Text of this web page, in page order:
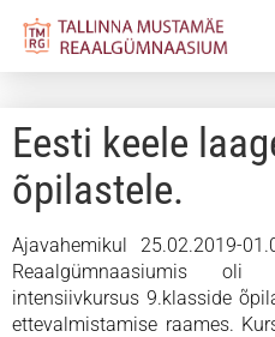
Eesti keele
õpilastele.
Ajavahemikul 25.02.2019-
Reaalgümnaasiumis
intensiivkursus 9.klasside
ettevalmistamise raames.